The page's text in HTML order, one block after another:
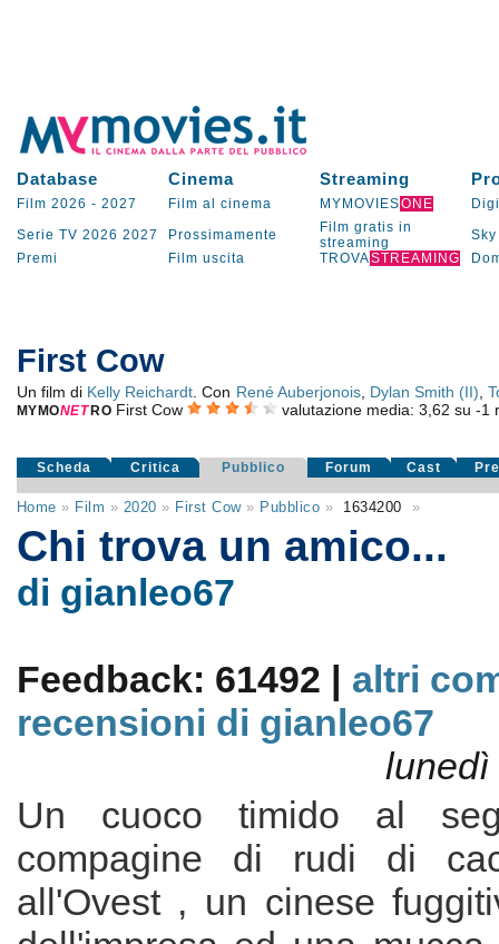
Database Cinema Streaming
Film 2026 - 2027 Film al cinema MYMOVIESONE
Serie TV 2026 2027 Prossimamente
Film gratis in
streaming
Sky
Premi
Film uscita TROVASTREAMING
First Cow
Un film di Kelly Reichardt . Con René Auberjonois, Dylan Smith (II) ,
MYMONET RO First Cow valutazione media: 3,62 su -1
Scheda Critica Pubblico Forum Cast
Home » Film » 2020 » First Cow» Pubblico » 1634200 »
Chi trova un amico...
di gianleo67
Feedback: 61492 | altri
recensioni di gianleo67
lunedì
Un cuoco timido al
compagine di rudi di
all'Ovest , un cinese